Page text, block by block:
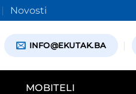
Novosti
INFO@EKUTAK.BA
MOBITELI